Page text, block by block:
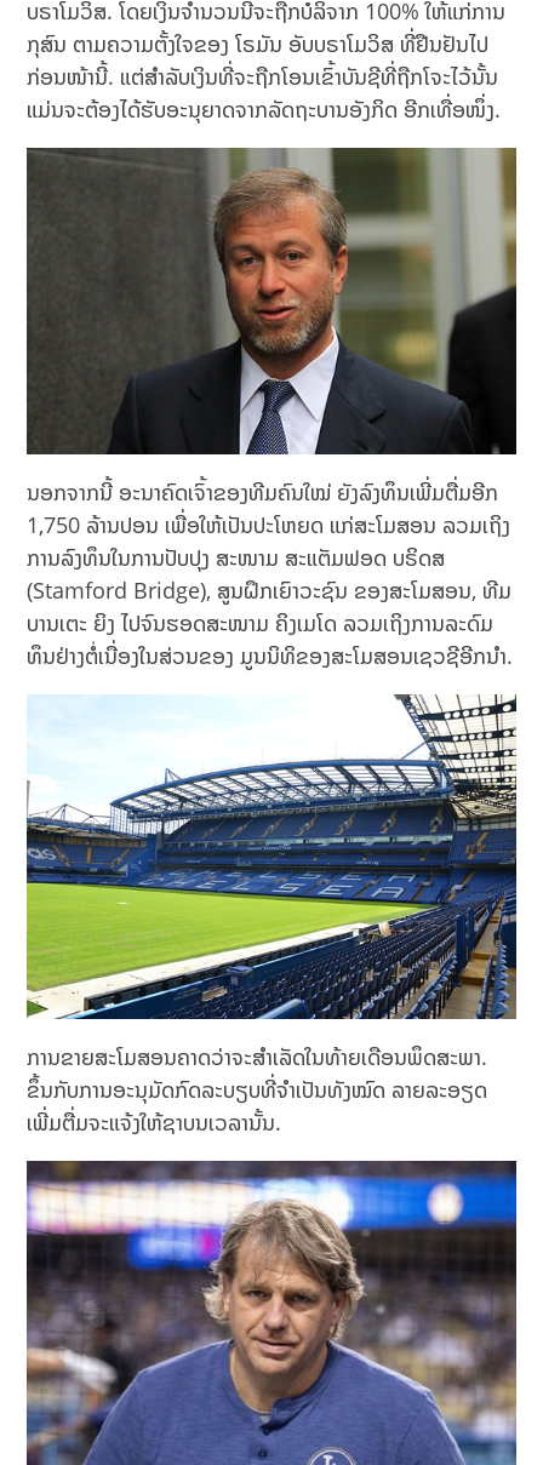
ບຣາໂມວິສ. ໂດຍເງິນຈຳນວນນີ້ຈະຖືກບໍລິຈາກ 100% ໃຫ້ແກ່ການ
ກຸສົນ ຕາມຄວາມຕັ້ງໃຈຂອງ ໂຣມັນ ອັບບຣາໂມວິສ ທີ່ຢືນຢັນໄປ
ກ່ອນໜ້ານີ້. ແຕ່ສຳລັບເງິນທີ່ຈະຖືກໂອນເຂົ້າບັນຊີທີ່ຖືກໂຈະໄວ້ນັ້ນ
ແມ່ນຈະຕ້ອງໄດ້ຮັບອະນຸຍາດຈາກລັດຖະບານອັງກິດ ອີກເທື່ອໜຶ່ງ.
ນອກຈາກນີ້ ອະນາຄົດເຈົ້າຂອງທີມຄົນໃໝ່ ຍັງລົງທຶນເພີ່ມຕື່ມອີກ
1,750 ລ້ານປອນ ເພື່ອໃຫ້ເປັນປະໂຫຍດ ແກ່ສະໂມສອນ ລວມເຖິງ
ການລົງທຶນໃນການປັບປຸງ ສະໜາມ ສະແຕັມຟອດ ບຣິດສ
(Stamford Bridge), ສູນຝຶກເຍົາວະຊົນ ຂອງສະໂມສອນ, ທີມ
ບານເຕະ ຍິງ ໄປຈົນຮອດສະໜາມ ຄິງເມໂດ ລວມເຖິງການລະດົມ
ທຶນຢ່າງຕໍ່ເນື່ອງໃນສ່ວນຂອງ ມູນນິທິຂອງສະໂມສອນເຊວຊີອີກນຳ.
ການຂາຍສະໂມສອນຄາດວ່າຈະສໍາເລັດໃນທ້າຍເດືອນພຶດສະພາ.
ຂຶ້ນກັບການອະນຸມັດກົດລະບຽບທີ່ຈໍາເປັນທັງໝົດ ລາຍ​ລະ​ອຽດ​
ເພີ່ມ​ຕື່ມ​ຈະ​ແຈ້ງໃຫ້ຊາບນເວລານັ້ນ.